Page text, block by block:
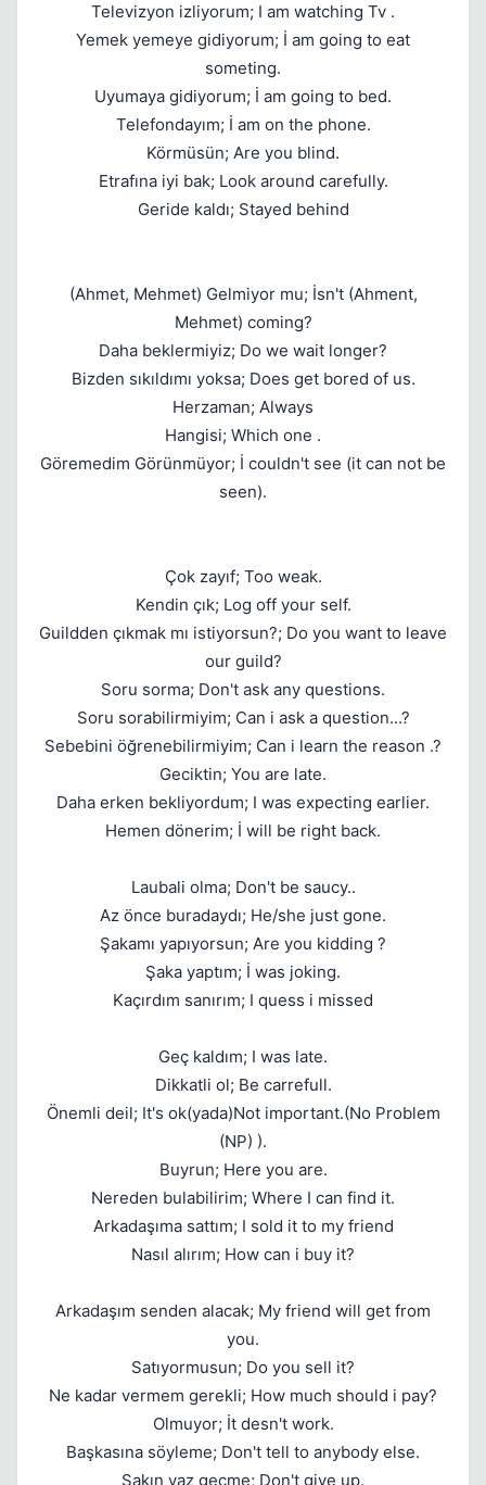
Televizyon izliyorum; I am watching Tv .
Yemek yemeye gidiyorum; İ am going to eat
someting.
Uyumaya gidiyorum; İ am going to bed.
Telefondayım; İ am on the phone.
Körmüsün; Are you blind.
Etrafına iyi bak; Look around carefully.
Geride kaldı; Stayed behind
(Ahmet, Mehmet) Gelmiyor mu; İsn't (Ahment,
Mehmet) coming?
Daha beklermiyiz; Do we wait longer?
Bizden sıkıldımı yoksa; Does get bored of us.
Herzaman; Always
Hangisi; Which one .
Göremedim Görünmüyor; İ couldn't see (it can not be
seen).
Çok zayıf; Too weak.
Kendin çık; Log off your self.
Guildden çıkmak mı istiyorsun?; Do you want to leave
our guild?
Soru sorma; Don't ask any questions.
Soru sorabilirmiyim; Can i ask a question...?
Sebebini öğrenebilirmiyim; Can i learn the reason .?
Geciktin; You are late.
Daha erken bekliyordum; I was expecting earlier.
Hemen dönerim; İ will be right back.
Laubali olma; Don't be saucy..
Az önce buradaydı; He/she just gone.
Şakamı yapıyorsun; Are you kidding ?
Şaka yaptım; İ was joking.
Kaçırdım sanırım; I quess i missed
Geç kaldım; I was late.
Dikkatli ol; Be carrefull.
Önemli deil; It's ok(yada)Not important.(No Problem
(NP) ).
Buyrun; Here you are.
Nereden bulabilirim; Where I can find it.
Arkadaşıma sattım; I sold it to my friend
Nasıl alırım; How can i buy it?
Arkadaşım senden alacak; My friend will get from
you.
Satıyormusun; Do you sell it?
Ne kadar vermem gerekli; How much should i pay?
Olmuyor; İt desn't work.
Başkasına söyleme; Don't tell to anybody else.
Sakın vaz geçme; Don't give up.